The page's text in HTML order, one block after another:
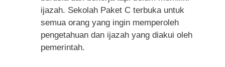
ijazah. Sekolah Paket C terbuka untuk
semua orang yang ingin memperoleh
pengetahuan dan ijazah yang diakui oleh
pemerintah.